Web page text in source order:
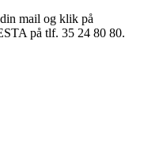
mail og klik på
på tlf. 35 24 80 80.